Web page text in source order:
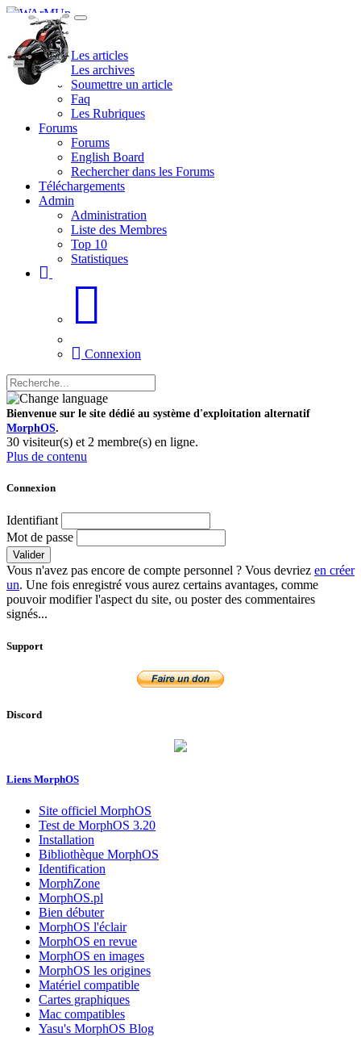
Site
Les articles
Les archives
Soumettre un article
Faq
Les Rubriques
Forums
Forums
English Board
Rechercher dans les Forums
Téléchargements
Admin
Administration
Liste des Membres
Top 10
Statistiques
Connexion
Bienvenue sur le site dédié au système d'exploitation alternatif
MorphOS.
30 visiteur(s) et 2 membre(s) en ligne.
Plus de contenu
Connexion
Identifiant
Mot de passe
Valider
Vous n'avez pas encore de compte personnel ? Vous devriez en créer
un. Une fois enregistré vous aurez certains avantages, comme
pouvoir modifier l'aspect du site, ou poster des commentaires
signés...
Support
Discord
Liens MorphOS
Site officiel MorphOS
Test de MorphOS 3.20
Installation
Bibliothèque MorphOS
Identification
MorphZone
MorphOS.pl
Bien débuter
MorphOS l'éclair
MorphOS en revue
MorphOS en images
MorphOS les origines
Matériel compatible
Cartes graphiques
Mac compatibles
Yasu's MorphOS Blog